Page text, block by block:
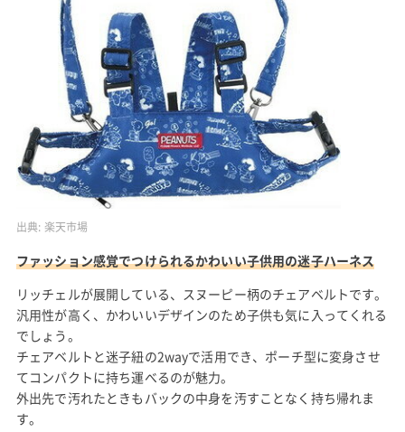
出典: 楽天市場
ファッション感覚でつけられるかわいい子供用の迷子ハーネス
リッチェルが展開している、スヌーピー柄のチェアベルトです。
汎用性が高く、かわいいデザインのため子供も気に入ってくれる
でしょう。
チェアベルトと迷子紐の2wayで活用でき、ポーチ型に変身させ
てコンパクトに持ち運べるのが魅力。
外出先で汚れたときもバックの中身を汚すことなく持ち帰れま
す。